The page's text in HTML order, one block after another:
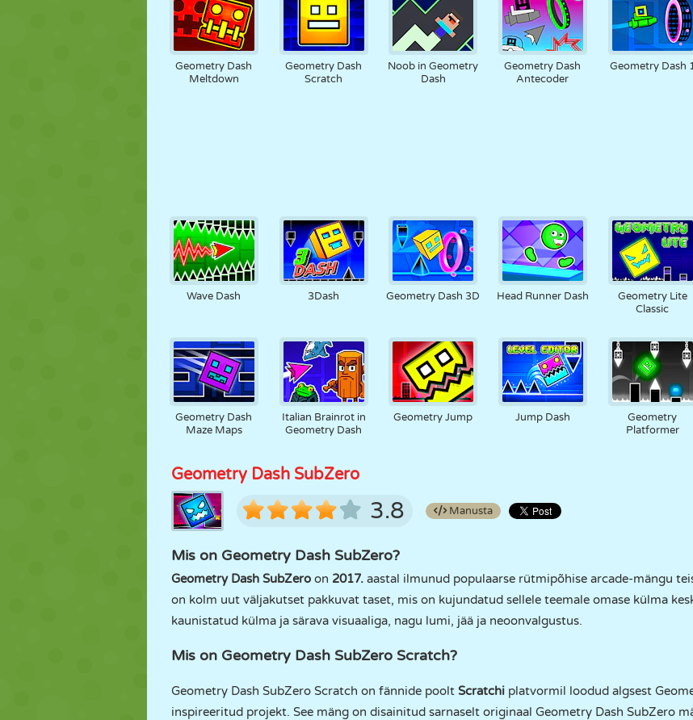
Geometry Dash
Meltdown
Geometry Dash
Scratch
Noob in Geometry
Dash
Geometry Dash
Antecoder
Geometry Dash
Wave Dash 3Dash Geometry Dash 3D Head Runner Dash
Geometry Lite
Classic
Geometry Dash
Maze Maps
Italian Brainrot in
Geometry Dash
Geometry Jump Jump Dash
Geometry
Platformer
Geometry Dash SubZero
3.8 Manusta
Mis on Geometry Dash SubZero?
Geometry Dash SubZero on 2017. aastal ilmunud populaarse rütmipõhise arcade-mängu
on kolm uut väljakutset pakkuvat taset, mis on kujundatud sellele teemale omase külma
kaunistatud külma ja särava visuaaliga, nagu lumi, jää ja neoonvalgustus.
Mis on Geometry Dash SubZero Scratch?
Geometry Dash SubZero Scratch on fännide poolt Scratchi platvormil loodud algsest
inspireeritud projekt. See mäng on disainitud sarnaselt originaal Geometry Dash SubZero